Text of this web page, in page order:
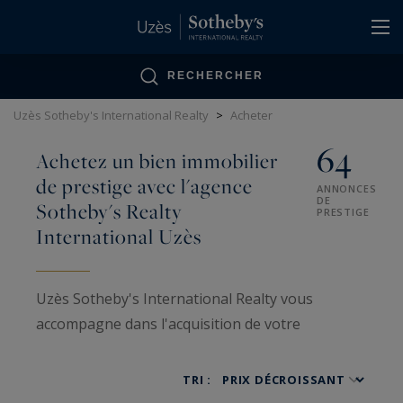
RECHERCHER
Uzès Sotheby's International Realty > Acheter
Achetez un bien immobilier
de prestige avec l'agence
Sotheby's Realty
International Uzès
64
ANNONCES
DE
PRESTIGE
Uzès Sotheby's International Realty vous
accompagne dans l'acquisition de votre
gardoise. Notre portefeuille exclusif présente 70
TRI :